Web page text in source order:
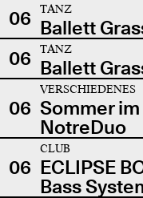
06
TANZ
Ballett
06
TANZ
Ballett
06
VERSCHIEDENES
Sommer
NotreDuo
06
CLUB
ECLIPSE
Bass